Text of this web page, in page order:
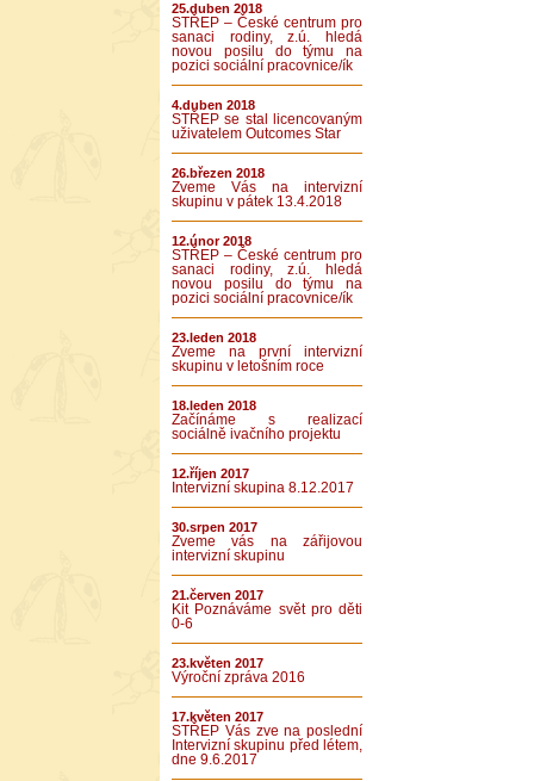
25.duben 2018
STŘEP – České centrum pro
sanaci rodiny, z.ú. hledá
novou posilu do týmu na
pozici sociální pracovnice/ík
4.duben 2018
STŘEP se stal licencovaným
uživatelem Outcomes Star
26.březen 2018
Zveme Vás na intervizní
skupinu v pátek 13.4.2018
12.únor 2018
STŘEP – České centrum pro
sanaci rodiny, z.ú. hledá
novou posilu do týmu na
pozici sociální pracovnice/ík
23.leden 2018
Zveme na první intervizní
skupinu v letošním roce
18.leden 2018
Začínáme s realizací
sociálně ivačního projektu
12.říjen 2017
Intervizní skupina 8.12.2017
30.srpen 2017
Zveme vás na zářijovou
intervizní skupinu
21.červen 2017
Kit Poznáváme svět pro děti
0-6
23.květen 2017
Výroční zpráva 2016
17.květen 2017
STŘEP Vás zve na poslední
Intervizní skupinu před létem,
dne 9.6.2017